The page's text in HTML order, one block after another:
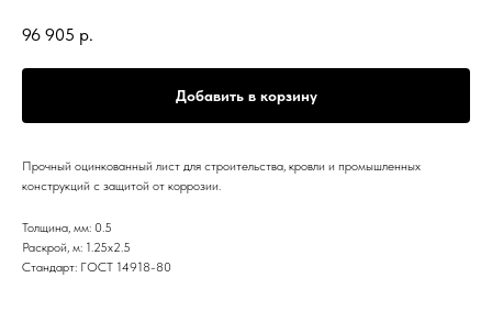
96 905 р.
Добавить в корзину
Прочный оцинкованный лист для строительства, кровли и промышленных
конструкций с защитой от коррозии.
Толщина, мм: 0.5
Раскрой, м: 1.25х2.5
Стандарт: ГОСТ 14918-80